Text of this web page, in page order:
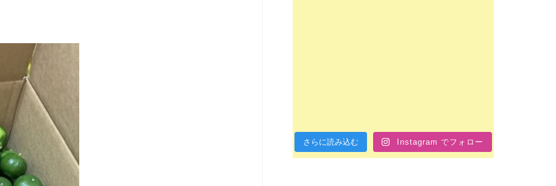
さらに読み込む Instagram でフォロー